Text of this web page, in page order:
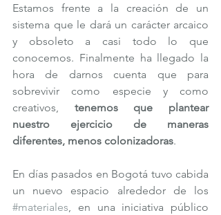
Estamos frente a la creación de un
sistema que le dará un carácter arcaico
y obsoleto a casi todo lo que
conocemos. Finalmente ha llegado la
hora de darnos cuenta que para
sobrevivir como especie y como
creativos, tenemos que plantear
nuestro ejercicio de maneras
diferentes, menos colonizadoras.
En días pasados en Bogotá tuvo cabida
#materiales, en una iniciativa público